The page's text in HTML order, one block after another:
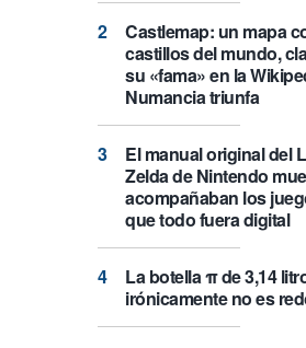
Castlemap: un mapa
castillos del mundo,
su «fama» en la
Numancia triunfa
El manual original del
Zelda de Nintendo
acompañaban los
que todo fuera digital
La botella π de 3,14
irónicamente no es